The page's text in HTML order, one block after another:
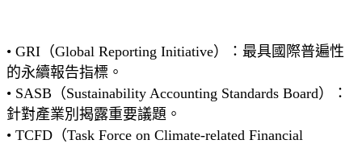
• GRI（Global Reporting Initiative）：最具國際普遍性
的永續報告指標。
• SASB（Sustainability Accounting Standards Board）：
針對產業別揭露重要議題。
• TCFD（Task Force on Climate-related Financial